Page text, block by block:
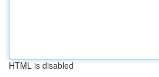
HTML is disabled